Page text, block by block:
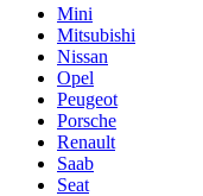
Mini
Mitsubishi
Nissan
Opel
Peugeot
Porsche
Renault
Saab
Seat